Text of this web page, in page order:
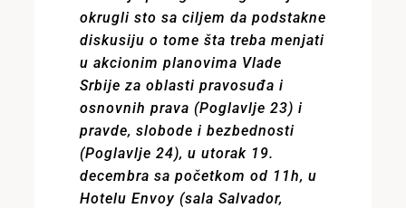
okrugli sto sa ciljem da podstakne
diskusiju o tome šta treba menjati
u akcionim planovima Vlade
Srbije za oblasti pravosuđa i
osnovnih prava (Poglavlje 23) i
pravde, slobode i bezbednosti
(Poglavlje 24), u utorak 19.
decembra sa početkom od 11h, u
Hotelu Envoy (sala Salvador,